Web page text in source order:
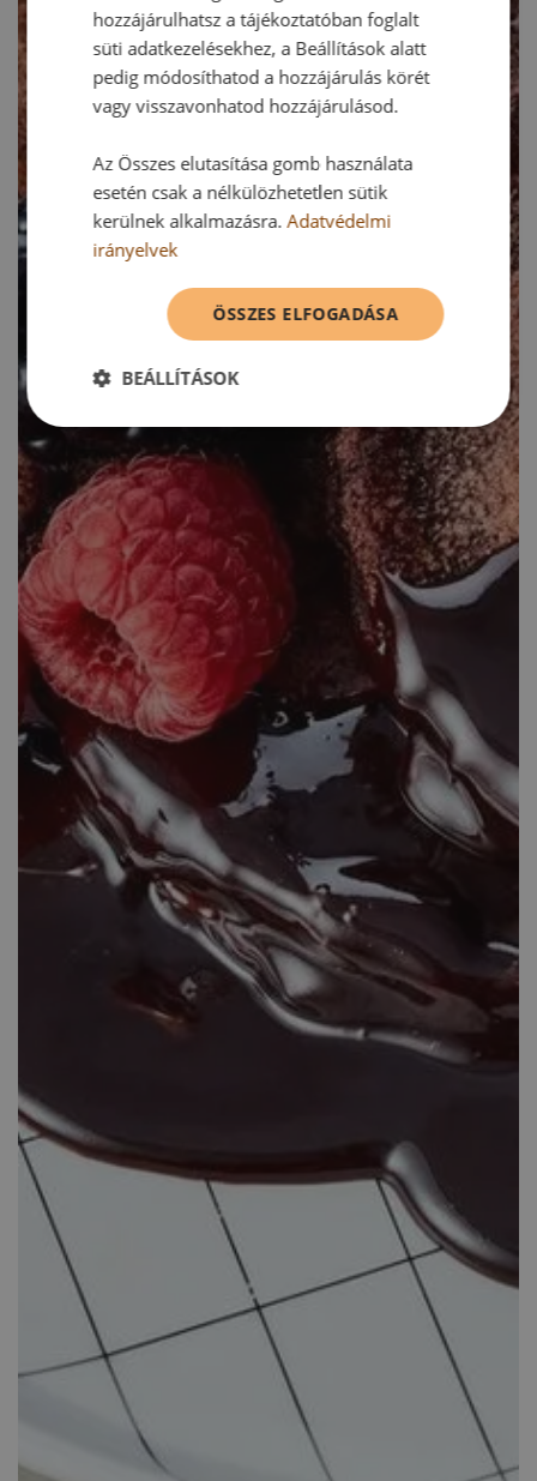
hozzájárulhatsz a tájékoztatóban foglalt
süti adatkezelésekhez, a Beállítások alatt
pedig módosíthatod a hozzájárulás körét
vagy visszavonhatod hozzájárulásod.
Az Összes elutasítása gomb használata
esetén csak a nélkülözhetetlen sütik
kerülnek alkalmazásra.Adatvédelmi
irányelvek
ÖSSZES ELFOGADÁSA
BEÁLLÍTÁSOK